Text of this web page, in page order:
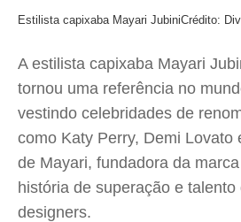
Estilista capixaba Mayari JubiniCrédito:
A estilista capixaba Mayari
tornou uma referência no
vestindo celebridades de
como Katy Perry, Demi Lovato
de Mayari, fundadora da
história de superação e
designers.